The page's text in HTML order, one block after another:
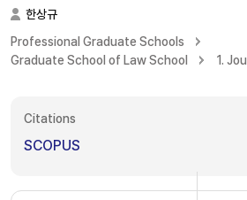
한상규
Professional Graduate Schools
Graduate School of Law School
1.
Citations
SCOPUS